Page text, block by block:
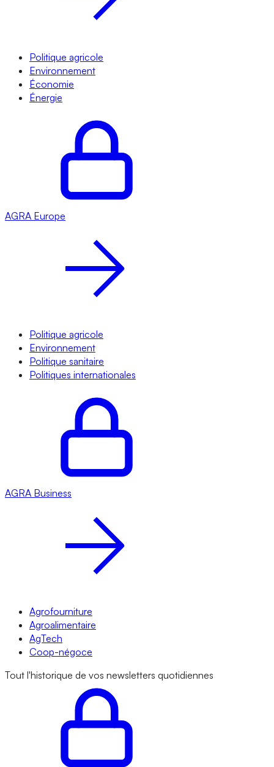
Politique agricole
Environnement
Économie
Énergie
AGRA Europe
Politique agricole
Environnement
Politique sanitaire
Politiques internationales
AGRA Business
Agrofourniture
Agroalimentaire
AgTech
Coop-négoce
Tout l'historique de vos newsletters quotidiennes